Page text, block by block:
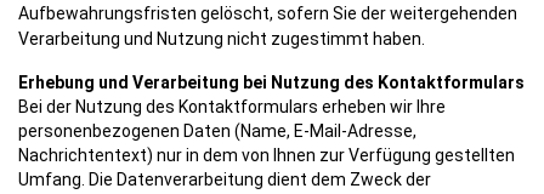
Aufbewahrungsfristen gelöscht, sofern Sie der weitergehenden
Verarbeitung und Nutzung nicht zugestimmt haben.
Erhebung und Verarbeitung bei Nutzung des Kontaktformulars
Bei der Nutzung des Kontaktformulars erheben wir Ihre
personenbezogenen Daten (Name, E-Mail-Adresse,
Nachrichtentext) nur in dem von Ihnen zur Verfügung gestellten
Umfang. Die Datenverarbeitung dient dem Zweck der